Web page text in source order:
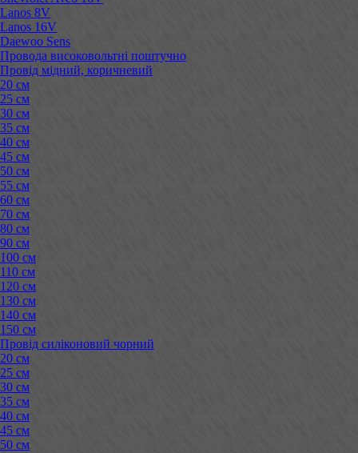
Lanos 8V
Lanos 16V
Daewoo Sens
Провода високовольтні поштучно
Провід мідний, коричневий
20 см
25 см
30 см
35 см
40 см
45 см
50 см
55 см
60 см
70 см
80 см
90 см
100 см
110 см
120 см
130 см
140 см
150 см
Провід силіконовий чорний
20 см
25 см
30 см
35 см
40 см
45 см
50 см